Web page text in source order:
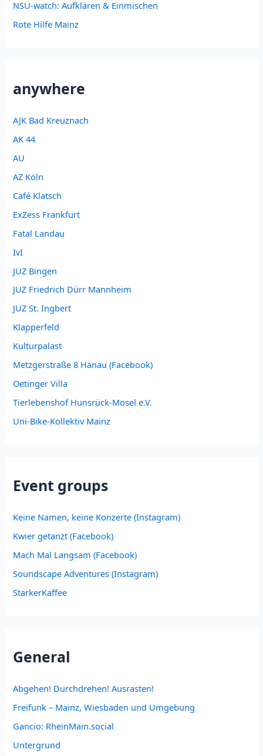
NSU-watch: Aufklären & Einmischen
Rote Hilfe Mainz
anywhere
AJK Bad Kreuznach
AK 44
AU
AZ Köln
Café Klatsch
ExZess Frankfurt
Fatal Landau
IvI
JUZ Bingen
JUZ Friedrich Dürr Mannheim
JUZ St. Ingbert
Klapperfeld
Kulturpalast
Metzgerstraße 8 Hanau (Facebook)
Oetinger Villa
Tierlebenshof Hunsrück-Mosel e.V.
Uni-Bike-Kollektiv Mainz
Event groups
Keine Namen, keine Konzerte (Instagram)
Kwier getanzt (Facebook)
Mach Mal Langsam (Facebook)
Soundscape Adventures (Instagram)
StarkerKaffee
General
Abgehen! Durchdrehen! Ausrasten!
Freifunk – Mainz, Wiesbaden und Umgebung
Gancio: RheinMain.social
Untergrund